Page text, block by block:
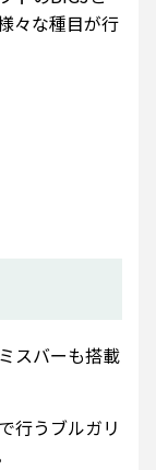
々な種目が行
スバーも搭載
行うブルガリ